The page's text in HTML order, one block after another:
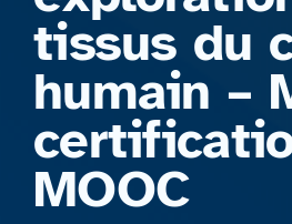
tissus du
humain –
MOOC